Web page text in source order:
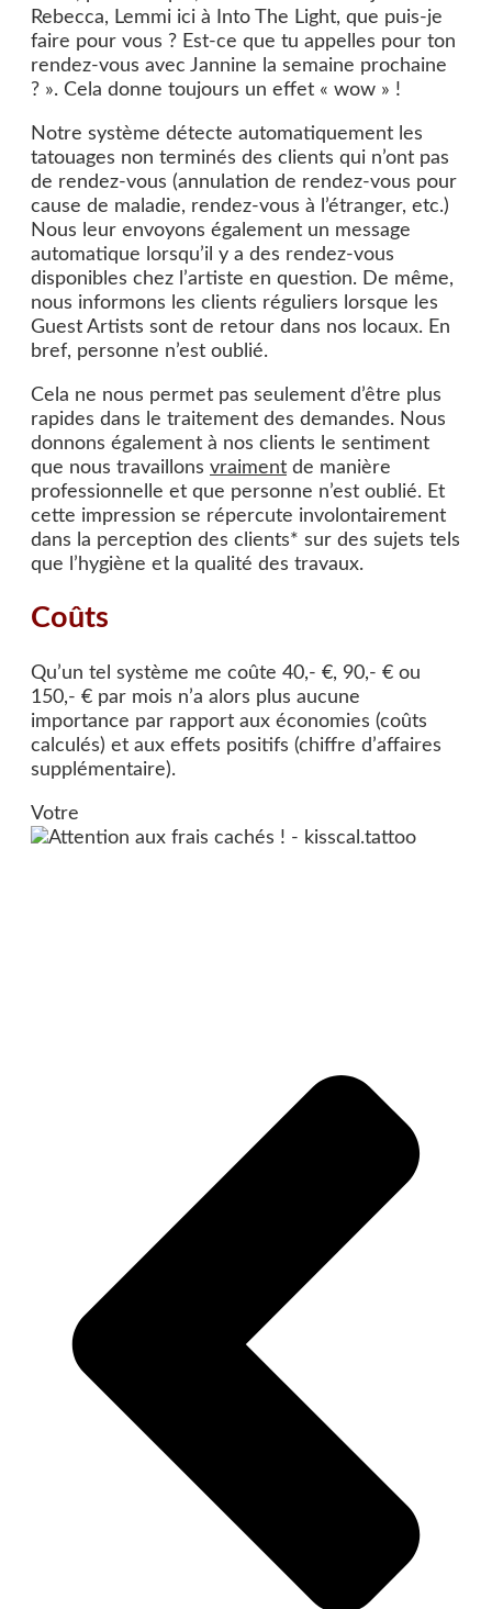
Rebecca, Lemmi ici à Into The Light, que puis-je
faire pour vous ? Est-ce que tu appelles pour ton
rendez-vous avec Jannine la semaine prochaine
? ». Cela donne toujours un effet « wow » !
Notre système détecte automatiquement les
tatouages non terminés des clients qui n’ont pas
de rendez-vous (annulation de rendez-vous pour
cause de maladie, rendez-vous à l’étranger, etc.)
Nous leur envoyons également un message
automatique lorsqu’il y a des rendez-vous
disponibles chez l’artiste en question. De même,
nous informons les clients réguliers lorsque les
Guest Artists sont de retour dans nos locaux. En
bref, personne n’est oublié.
Cela ne nous permet pas seulement d’être plus
rapides dans le traitement des demandes. Nous
donnons également à nos clients le sentiment
que nous travaillons vraiment de manière
professionnelle et que personne n’est oublié. Et
cette impression se répercute involontairement
dans la perception des clients* sur des sujets tels
que l’hygiène et la qualité des travaux.
Coûts
Qu’un tel système me coûte 40,- €, 90,- € ou
150,- € par mois n’a alors plus aucune
importance par rapport aux économies (coûts
calculés) et aux effets positifs (chiffre d’affaires
supplémentaire).
Votre